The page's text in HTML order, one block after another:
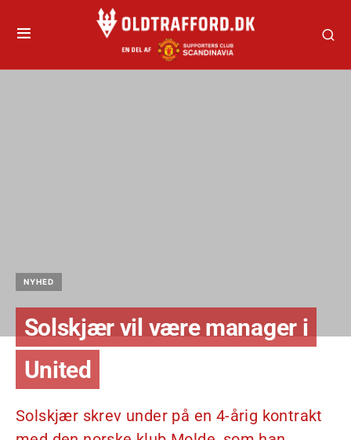
NYHED
Solskjær vil være manager i
United
Solskjær skrev under på en 4-årig kontrakt